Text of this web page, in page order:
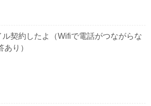
ル契約したよ（Wifiで電話がつながらな
あり）